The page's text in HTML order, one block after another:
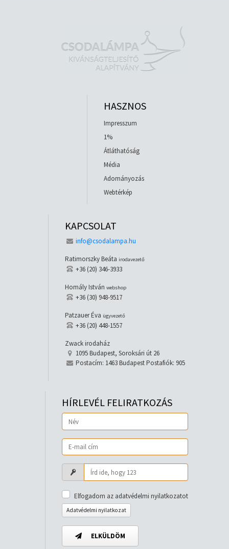
HASZNOS
Impresszum
1%
Átláthatóság
Média
Adományozás
Webtérkép
KAPCSOLAT
info@csodalampa.hu
Ratimorszky Beáta irodavezető
+36 (20) 346-3933
Homály István webshop
+36 (30) 948-9517
Patzauer Éva ügyvezető
+36 (20) 448-1557
Zwack irodaház
1095 Budapest, Soroksári út 26
Postacím: 1463 Budapest Postafiók: 905
HÍRLEVÉL FELIRATKOZÁS
Elfogadom az adatvédelmi nyilatkozatot
Adatvédelmi nyilatkozat
ELKÜLDÖM